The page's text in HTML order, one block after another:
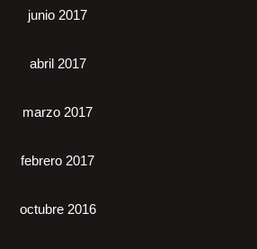
junio 2017
abril 2017
marzo 2017
febrero 2017
octubre 2016